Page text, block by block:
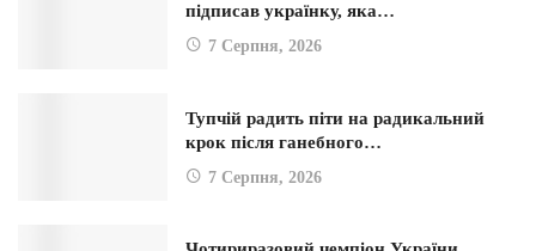
підписав українку, яка…
7 Серпня, 2026
Тупчій радить піти на радикальний
крок після ганебного…
7 Серпня, 2026